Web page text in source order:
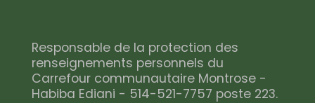
Responsable de la protection des
renseignements personnels du
Carrefour communautaire Montrose -
Habiba Ediani - 514-521-7757 poste 223.